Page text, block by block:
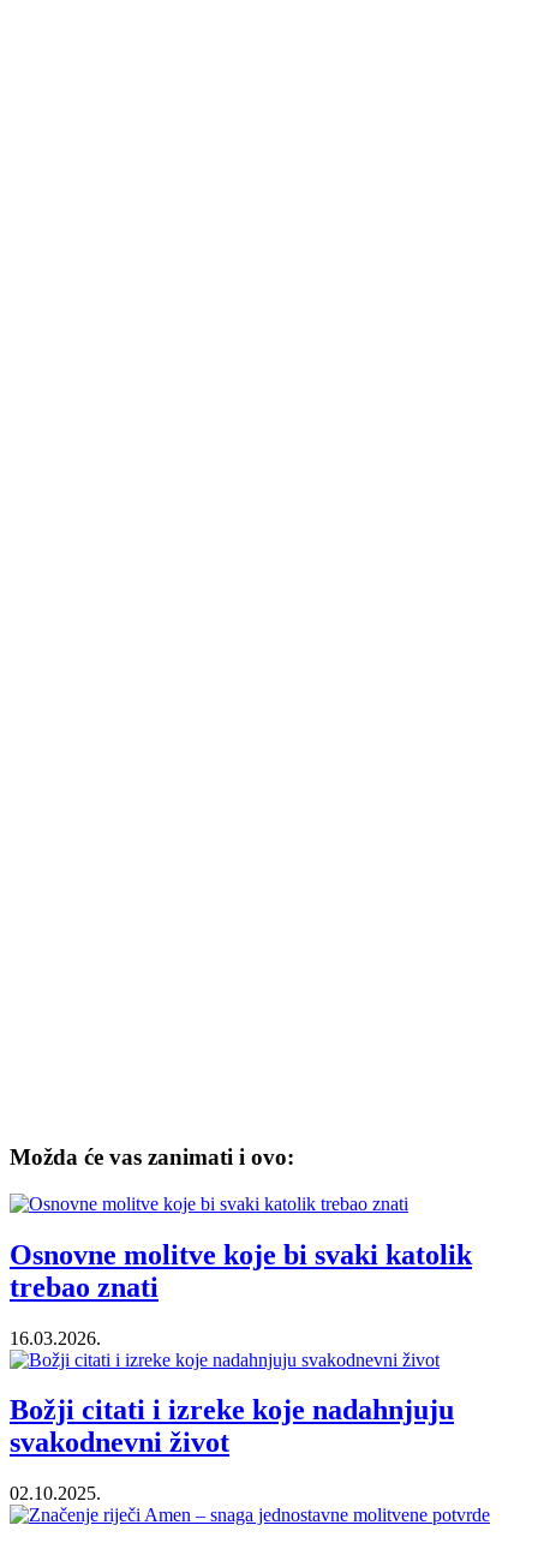
Možda će vas zanimati i ovo:
Osnovne molitve koje bi svaki katolik
trebao znati
16.03.2026.
Božji citati i izreke koje nadahnjuju
svakodnevni život
02.10.2025.